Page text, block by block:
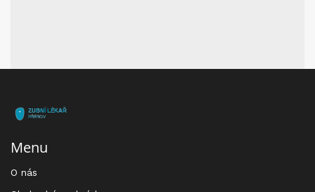
Menu
O nás